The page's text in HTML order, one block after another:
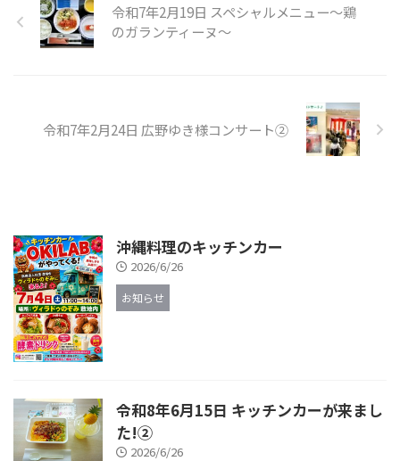
令和7年2月19日 スペシャルメニュー～鶏
のガランティーヌ～
令和7年2月24日 広野ゆき様コンサート②
沖縄料理のキッチンカー
2026/6/26
お知らせ
令和8年6月15日 キッチンカーが来まし
た!②
2026/6/26